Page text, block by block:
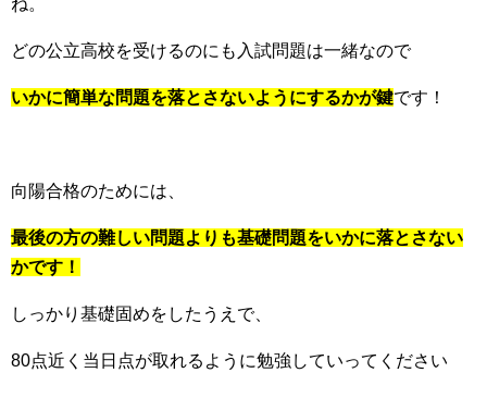
どの公立高校を受けるのにも入試問題は一緒なので
いかに簡単な問題を落とさないようにするかが鍵です！
向陽合格のためには、
最後の方の難しい問題よりも基礎問題をいかに落とさない
かです！
しっかり基礎固めをしたうえで、
80点近く当日点が取れるように勉強していってください